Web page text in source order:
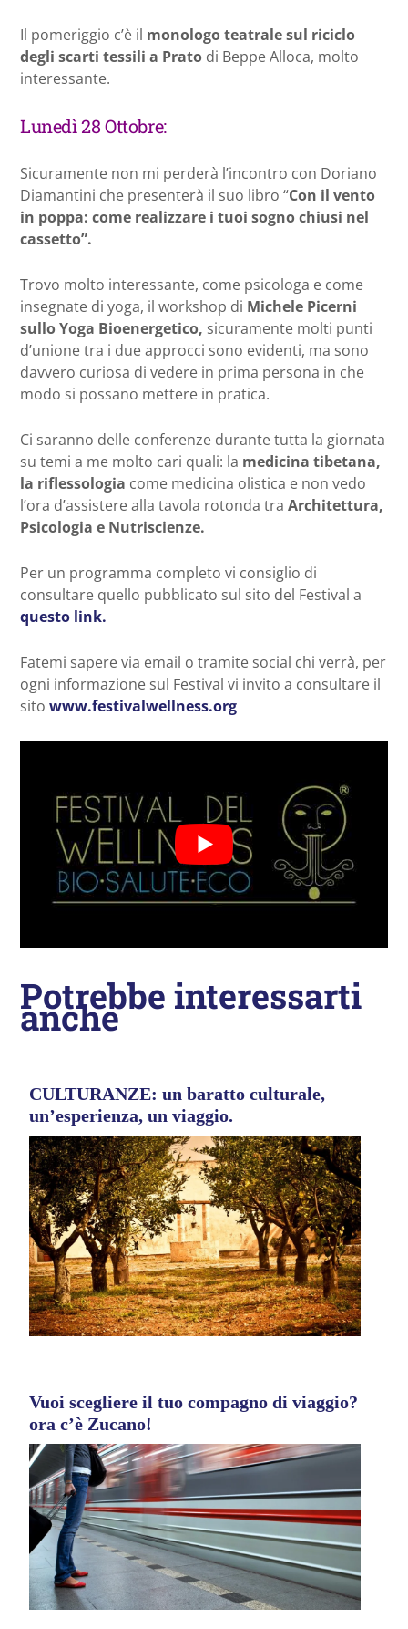
Il pomeriggio c’è il monologo teatrale sul riciclo
degli scarti tessili a Prato di Beppe Alloca, molto
interessante.
Lunedì 28 Ottobre:
Sicuramente non mi perderà l’incontro con Doriano
Diamantini che presenterà il suo libro “Con il vento
in poppa: come realizzare i tuoi sogno chiusi nel
cassetto”.
Trovo molto interessante, come psicologa e come
insegnate di yoga, il workshop di Michele Picerni
sullo Yoga Bioenergetico, sicuramente molti punti
d’unione tra i due approcci sono evidenti, ma sono
davvero curiosa di vedere in prima persona in che
modo si possano mettere in pratica.
Ci saranno delle conferenze durante tutta la giornata
su temi a me molto cari quali: la medicina tibetana,
la riflessologia come medicina olistica e non vedo
l’ora d’assistere alla tavola rotonda tra Architettura,
Psicologia e Nutriscienze.
Per un programma completo vi consiglio di
consultare quello pubblicato sul sito del Festival a
questo link.
Fatemi sapere via email o tramite social chi verrà, per
ogni informazione sul Festival vi invito a consultare il
sito www.festivalwellness.org
Potrebbe interessarti
anche
CULTURANZE: un baratto culturale,
un’esperienza, un viaggio.
Vuoi scegliere il tuo compagno di viaggio?
ora c’è Zucano!